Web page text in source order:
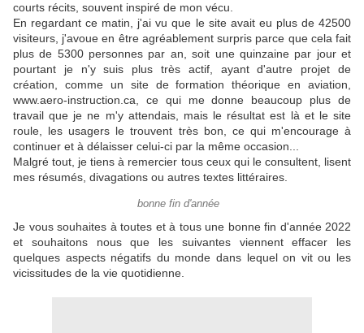
courts récits, souvent inspiré de mon vécu.
En regardant ce matin, j'ai vu que le site avait eu plus de 42500
visiteurs, j'avoue en être agréablement surpris parce que cela fait
plus de 5300 personnes par an, soit une quinzaine par jour et
pourtant je n'y suis plus très actif, ayant d'autre projet de
création, comme un site de formation théorique en aviation,
www.aero-instruction.ca, ce qui me donne beaucoup plus de
travail que je ne m'y attendais, mais le résultat est là et le site
roule, les usagers le trouvent très bon, ce qui m'encourage à
continuer et à délaisser celui-ci par la même occasion...
Malgré tout, je tiens à remercier tous ceux qui le consultent, lisent
mes résumés, divagations ou autres textes littéraires.
bonne fin d'année
Je vous souhaites à toutes et à tous une bonne fin d'année 2022
et souhaitons nous que les suivantes viennent effacer les
quelques aspects négatifs du monde dans lequel on vit ou les
vicissitudes de la vie quotidienne.